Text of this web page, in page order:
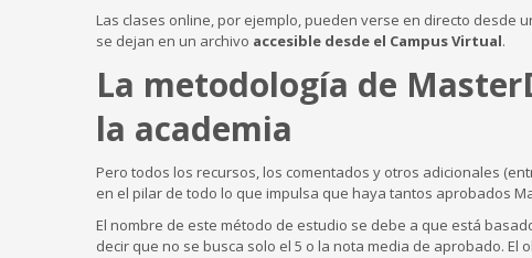
Las clases online, por ejemplo, pueden verse en directo desde
se dejan en un archivo accesible desde el Campus Virtual.
La metodología de
la academia
Pero todos los recursos, los comentados y otros adicionales
en el pilar de todo lo que impulsa que haya tantos aprobados
El nombre de este método de estudio se debe a que está
decir que no se busca solo el 5 o la nota media de aprobado.